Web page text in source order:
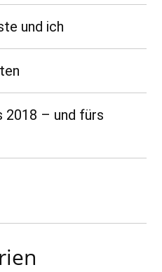
und ich
2018 – und fürs